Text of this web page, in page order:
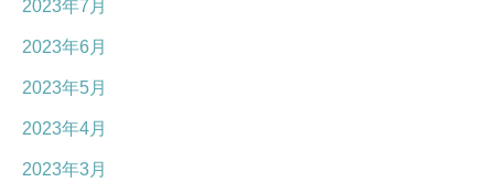
2023年7月
2023年6月
2023年5月
2023年4月
2023年3月